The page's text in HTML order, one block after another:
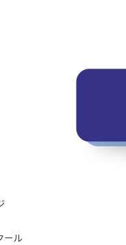
ール